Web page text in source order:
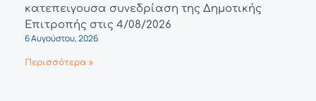
κατεπειγουσα συνεδρίαση της Δημοτικής
Επιτροπής στις 4/08/2026
6 Αυγούστου, 2026
Περισσότερα »